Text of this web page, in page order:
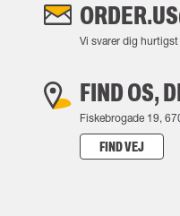
Vi svarer dig
FIND OS,
Fiskebrogade 19,
FIND VEJ